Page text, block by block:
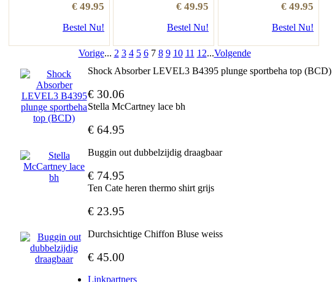
€ 49.95
Bestel Nu!
€ 49.95
Bestel Nu!
€ 49.95
Bestel Nu!
Vorige... 2 3 4 5 6 7 8 9 10 11 12...Volgende
Shock Absorber LEVEL3 B4395 plunge sportbeha top (BCD)
€ 30.06
Stella McCartney lace bh
€ 64.95
Buggin out dubbelzijdig draagbaar
€ 74.95
Ten Cate heren thermo shirt grijs
€ 23.95
Durchsichtige Chiffon Bluse weiss
€ 45.00
Linkpartners